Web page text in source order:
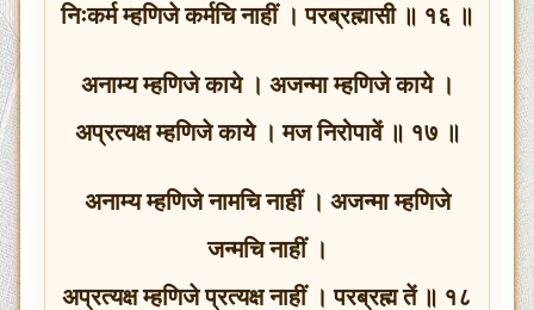
निःकर्म म्हणिजे कर्मचि नाहीं । परब्रह्मासी ॥ १६ ॥
अनाम्य म्हणिजे काये । अजन्मा म्हणिजे काये ।
अप्रत्यक्ष म्हणिजे काये । मज निरोपावें ॥ १७ ॥
अनाम्य म्हणिजे नामचि नाहीं । अजन्मा म्हणिजे
जन्मचि नाहीं ।
अप्रत्यक्ष म्हणिजे प्रत्यक्ष नाहीं । परब्रह्म तें ॥ १८